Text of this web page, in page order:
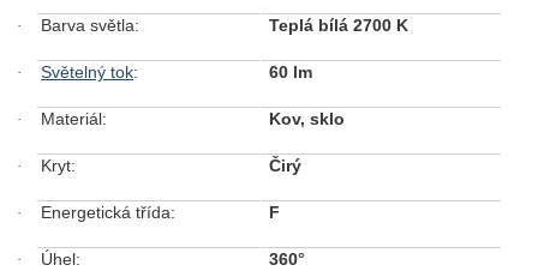
· Barva světla: Teplá bílá 2700 K
· Světelný tok: 60 lm
· Materiál: Kov, sklo
· Kryt: Čirý
· Energetická třída: F
· Úhel: 360°